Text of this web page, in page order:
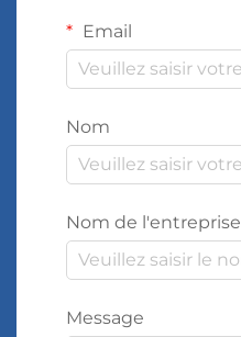
Email
Nom
Nom de l'entreprise
Message